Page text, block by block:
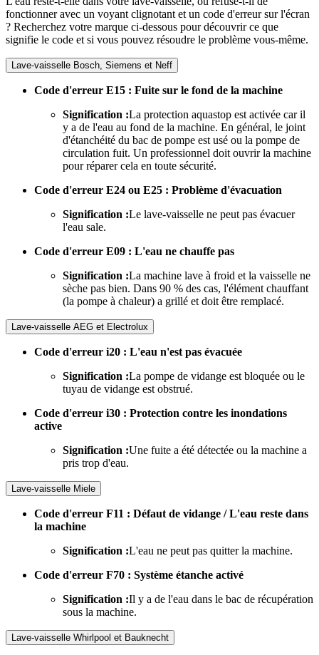
fonctionner avec un voyant clignotant et un code d'erreur sur l'écran
? Recherchez votre marque ci-dessous pour découvrir ce que
signifie le code et si vous pouvez résoudre le problème vous-même.
Lave-vaisselle Bosch, Siemens et Neff
Code d'erreur E15 : Fuite sur le fond de la machine
Signification :La protection aquastop est activée car il
y a de l'eau au fond de la machine. En général, le joint
d'étanchéité du bac de pompe est usé ou la pompe de
circulation fuit. Un professionnel doit ouvrir la machine
pour réparer cela en toute sécurité.
Code d'erreur E24 ou E25 : Problème d'évacuation
Signification :Le lave-vaisselle ne peut pas évacuer
l'eau sale.
Code d'erreur E09 : L'eau ne chauffe pas
Signification :La machine lave à froid et la vaisselle ne
sèche pas bien. Dans 90 % des cas, l'élément chauffant
(la pompe à chaleur) a grillé et doit être remplacé.
Lave-vaisselle AEG et Electrolux
Code d'erreur i20 : L'eau n'est pas évacuée
Signification :La pompe de vidange est bloquée ou le
tuyau de vidange est obstrué.
Code d'erreur i30 : Protection contre les inondations
active
Signification :Une fuite a été détectée ou la machine a
pris trop d'eau.
Lave-vaisselle Miele
Code d'erreur F11 : Défaut de vidange / L'eau reste dans
la machine
Signification :L'eau ne peut pas quitter la machine.
Code d'erreur F70 : Système étanche activé
Signification :Il y a de l'eau dans le bac de récupération
sous la machine.
Lave-vaisselle Whirlpool et Bauknecht